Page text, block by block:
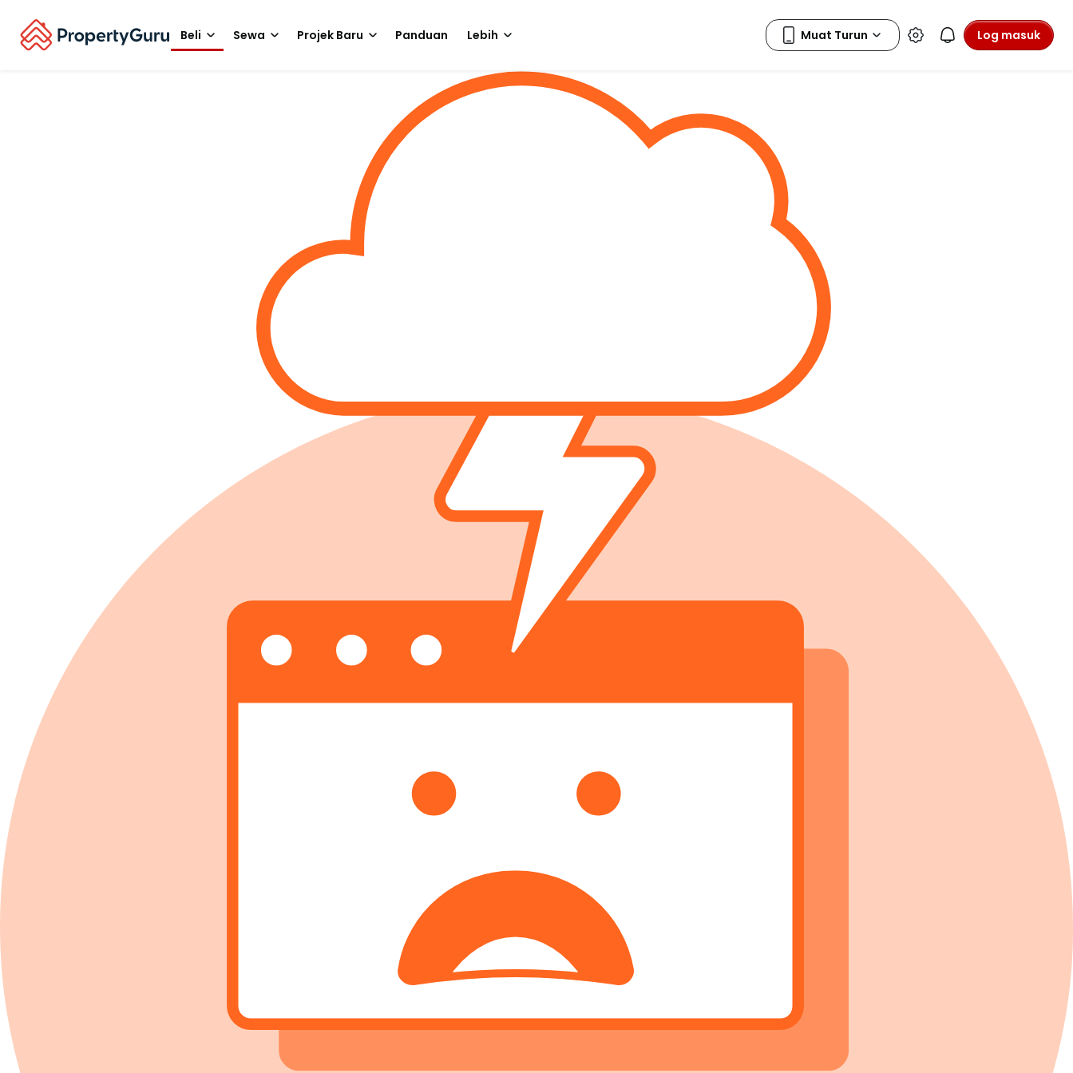
Beli Sewa Projek Baru Panduan Lebih Log masuk